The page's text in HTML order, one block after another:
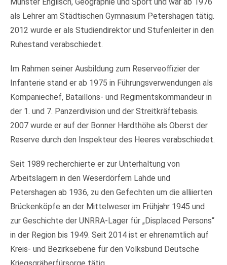
als Lehrer am Städtischen Gym­­na­sium Petershagen tätig.
2012 wurde er als Studiendirektor und Stufenleiter in den
Ruhestand verabschiedet.
Im Rahmen seiner Ausbildung zum Re­serve­offizier der
Infanterie stand er ab 1975 in Führungsverwendungen als
Kompaniechef, Bataillons- und Regimentskommandeur in
der 1. und 7. Panzerdivision und der Streitkräftebasis.
2007 wurde er auf der Bonner Hardthöhe als Oberst der
Reserve durch den Inspekteur des Heeres verabschiedet.
Seit 1989 recherchierte er zur Unterhaltung von
Arbeitslagern in den Weserdörfern Lahde und
Petershagen ab 1936, zu den Gefechten um die alliierten
Brückenköpfe an der Mittelweser im Frühjahr 1945 und
zur Geschichte der UNRRA-Lager für „Displaced Persons“
in der Region bis 1949. Seit 2014 ist er ehrenamtlich auf
Kreis- und Bezirksebene für den Volksbund Deutsche